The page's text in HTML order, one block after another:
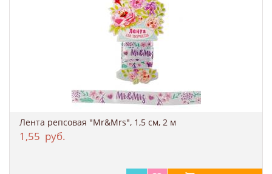
Лента репсовая "Mr&Mrs", 1,5 см, 2 м
1,55 руб.